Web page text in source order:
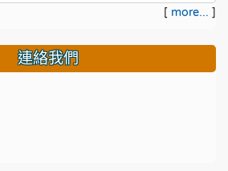
[ more... ]
連絡我們